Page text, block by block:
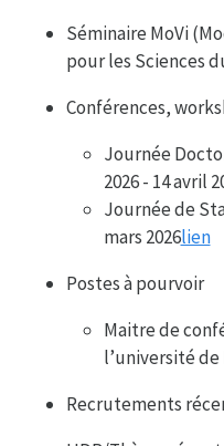
Séminaire MoVi
pour les Sciences
Conférences,
Journée
2026 - 14 avril
Journée de
mars 2026lien
Postes à pourvoir
Maitre de
l’université de
Recrutements